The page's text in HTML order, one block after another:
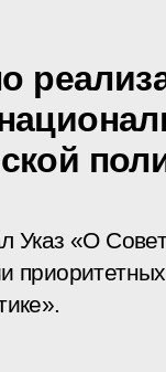
Указ «О